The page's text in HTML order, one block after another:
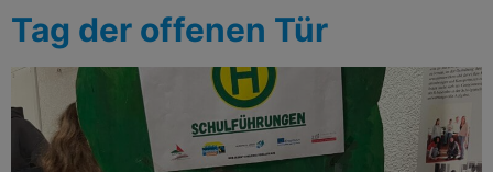
Tag der offenen Tür